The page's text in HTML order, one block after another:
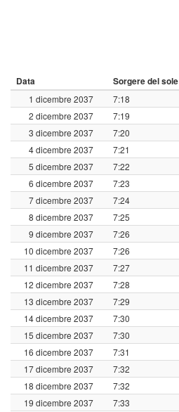
Data Sorgere del sole
1 dicembre 2037 7:18
2 dicembre 2037
7:19
3 dicembre 2037
7:20
4 dicembre 2037
7:21
5 dicembre 2037
7:22
6 dicembre 2037
7:23
7 dicembre 2037
7:24
8 dicembre 2037
7:25
9 dicembre 2037
7:26
10 dicembre 2037
7:26
11 dicembre 2037
7:27
12 dicembre 2037
7:28
13 dicembre 2037
7:29
14 dicembre 2037
7:30
15 dicembre 2037
7:30
16 dicembre 2037
7:31
17 dicembre 2037
7:32
18 dicembre 2037
7:32
19 dicembre 2037
7:33